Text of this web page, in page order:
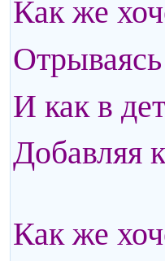
Как же
И как в
Добавляя
Как же